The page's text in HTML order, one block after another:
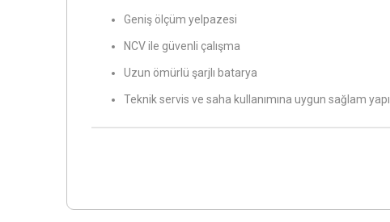
Geniş ölçüm yelpazesi
NCV ile güvenli çalışma
Uzun ömürlü şarjlı batarya
Teknik servis ve saha kullanımına uygun sağlam yapı